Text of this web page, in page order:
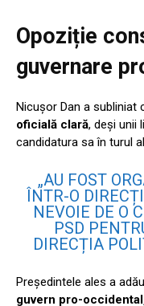
Opoziție
guvernare
Nicușor Dan a subliniat
oficială clară, deși unii
candidatura sa în turul
„AU FOST
ÎNTR-O
NEVOIE DE O
PSD
DIRECȚIA
Președintele ales a
guvern pro-